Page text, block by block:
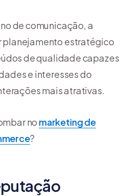
de comunicação, a
planejamento estratégico
de qualidade capazes
e interesses do
mais atrativas.
no marketing de
?